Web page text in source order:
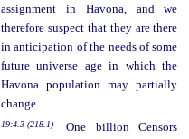
assignment in Havona, and we
therefore suspect that they are there
in anticipation of the needs of some
future universe age in which the
Havona population may partially
change.
19:4.3 (218.1)
One billion Censors